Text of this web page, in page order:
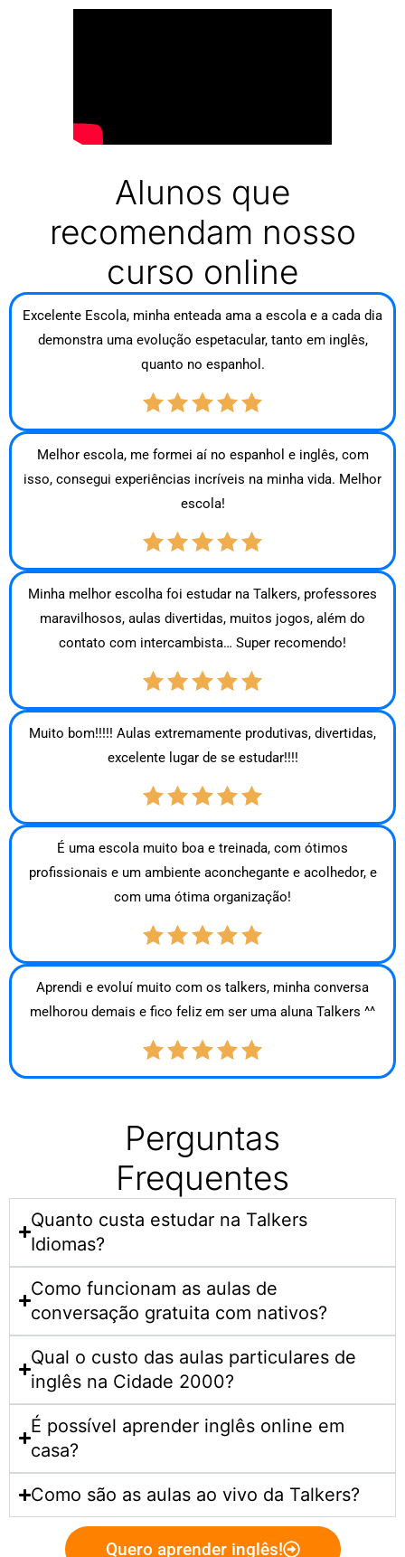
Alunos que
recomendam nosso
curso online
Excelente Escola, minha enteada ama a escola e a cada dia
demonstra uma evolução espetacular, tanto em inglês,
quanto no espanhol.
Melhor escola, me formei aí no espanhol e inglês, com
isso, consegui experiências incríveis na minha vida. Melhor
escola!
Minha melhor escolha foi estudar na Talkers, professores
maravilhosos, aulas divertidas, muitos jogos, além do
contato com intercambista… Super recomendo!
Muito bom!!!!! Aulas extremamente produtivas, divertidas,
excelente lugar de se estudar!!!!
É uma escola muito boa e treinada, com ótimos
profissionais e um ambiente aconchegante e acolhedor, e
com uma ótima organização!
Aprendi e evoluí muito com os talkers, minha conversa
melhorou demais e fico feliz em ser uma aluna Talkers ^^
Perguntas
Frequentes
Quanto custa estudar na Talkers
Idiomas?​
Como funcionam as aulas de
conversação gratuita com nativos?
Qual o custo das aulas particulares de
inglês na Cidade 2000?
É possível aprender inglês online em
casa?
Como são as aulas ao vivo da Talkers?
Quero aprender inglês!